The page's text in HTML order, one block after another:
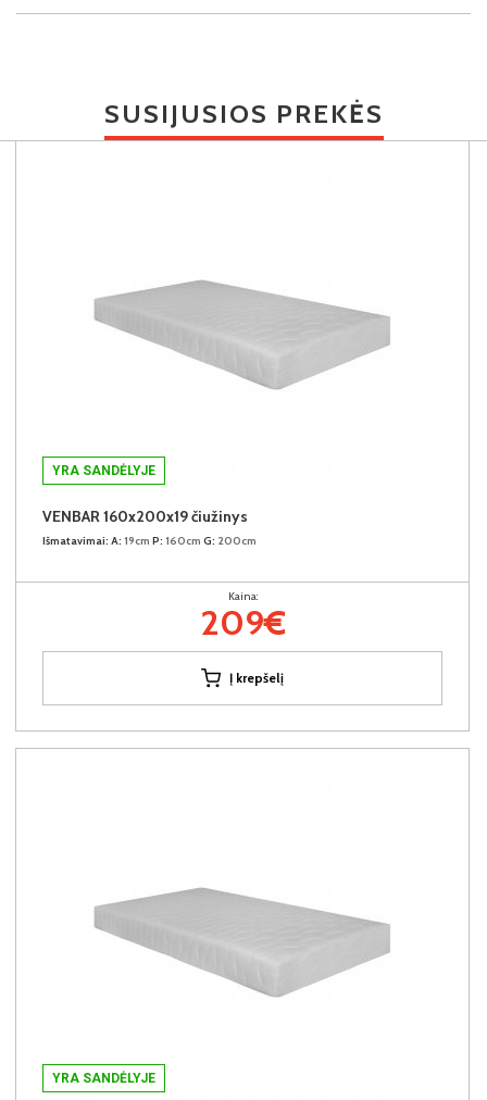
SUSIJUSIOS PREKĖS
YRA SANDĖLYJE
VENBAR 160x200x19 čiužinys
Išmatavimai: A: 19cm P: 160cm G: 200cm
Kaina:
209€
Į krepšelį
YRA SANDĖLYJE